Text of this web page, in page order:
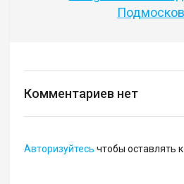
Комментариев нет
Авторизуйтесь чтобы оставлять